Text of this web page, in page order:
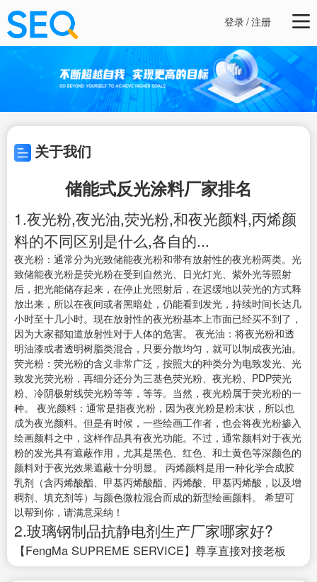
登录/注册
关于我们
储能式反光涂料厂家排名
1.夜光粉,夜光油,荧光粉,和夜光颜料,丙烯颜
料的不同区别是什么,各自的...
夜光粉：通常分为光致储能夜光粉和带有放射性的夜光粉两类。光
致储能夜光粉是荧光粉在受到自然光、日光灯光、紫外光等照射
后，把光能储存起来，在停止光照射后，在迟缓地以荧光的方式释
放出来，所以在夜间或者黑暗处，仍能看到发光，持续时间长达几
小时至十几小时。现在放射性的夜光粉基本上市面已经买不到了，
因为大家都知道放射性对于人体的危害。 夜光油：将夜光粉和透
明油漆或者透明树脂类混合，只要分散均匀，就可以制成夜光油。
荧光粉：荧光粉的含义非常广泛，按照大的种类分为电致发光、光
致发光荧光粉，再细分还分为三基色荧光粉、夜光粉、PDP荧光
粉、冷阴极射线荧光粉等等，等等。当然，夜光粉属于荧光粉的一
种。 夜光颜料：通常是指夜光粉，因为夜光粉是粉末状，所以也
成为夜光颜料。但是有时候，一些绘画工作者，也会将夜光粉掺入
绘画颜料之中，这样作品具有夜光功能。不过，通常颜料对于夜光
粉的发光具有遮蔽作用，尤其是黑色、红色、和土黄色等深颜色的
颜料对于夜光效果遮蔽十分明显。 丙烯颜料是用一种化学合成胶
乳剂（含丙烯酸酯、甲基丙烯酸酯、丙烯酸、甲基丙烯酸，以及增
稠剂、填充剂等）与颜色微粒混合而成的新型绘画颜料。 希望可
以帮到你，请满意采纳！
2.玻璃钢制品抗静电剂生产厂家哪家好?
【FengMa SUPREME SERVICE】尊享直接对接老板